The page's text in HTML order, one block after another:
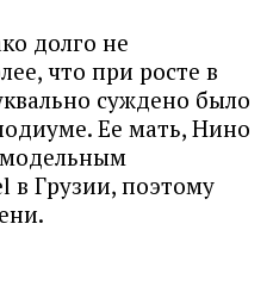
долго не
что при росте в
суждено было
Ее мать, Нино
в Грузии, поэтому